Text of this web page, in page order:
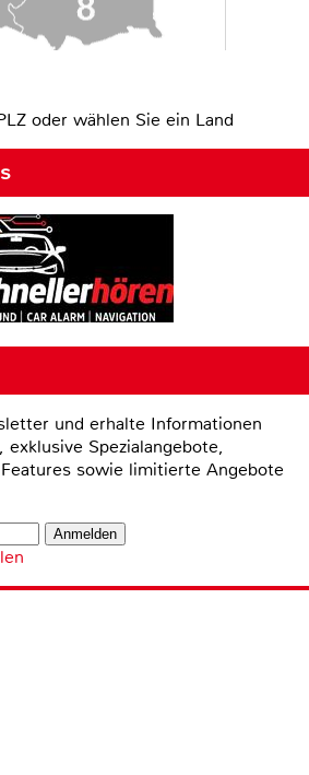
oder wählen Sie ein Land
und erhalte Informationen
exklusive Spezialangebote,
sowie limitierte Angebote